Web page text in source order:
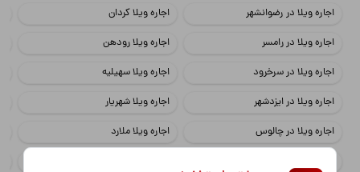
اجاره ویلا در رضوانشهر
اجاره ویلا در رامسر
اجاره ویلا در سرخرود
اجاره ویلا در ایزدشهر
اجاره ویلا در چالوس
اجاره ویلا کردان
اجاره ویلا رودهن
اجاره ویلا سهیلیه
اجاره ویلا شهریار
اجاره ویلا ملارد